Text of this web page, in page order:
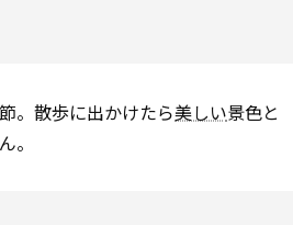
。散歩に出かけたら美しい景色と
。